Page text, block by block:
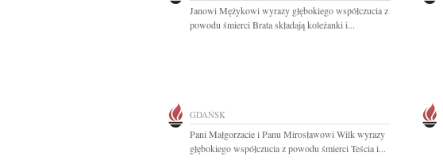
Janowi Mężykowi wyrazy głębokiego współczucia z
powodu śmierci Brata składają koleżanki i...
GDAŃSK
Pani Małgorzacie i Panu Mirosławowi Wilk wyrazy
głębokiego współczucia z powodu śmierci Teścia i...